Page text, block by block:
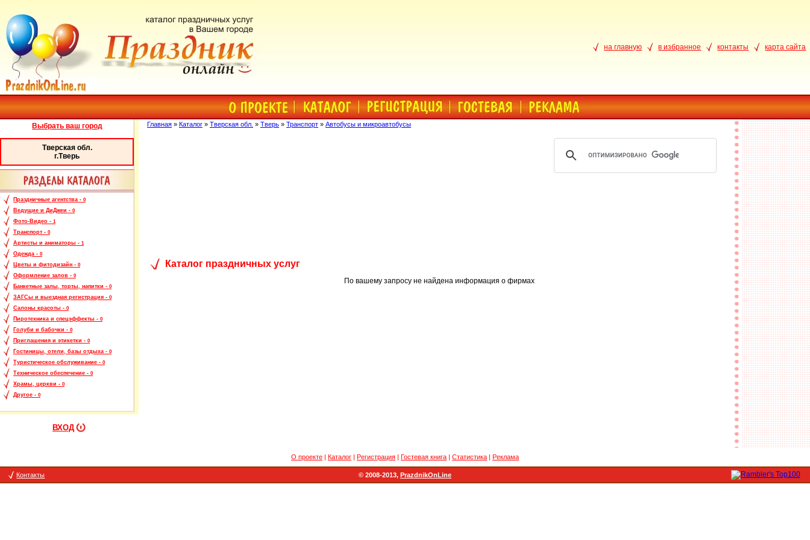
на главную в избранное контакты карта сайта
Выбрать ваш город
Тверская обл.
г.Тверь
Праздничные агентства - 0
Ведущие и ДиДжеи - 0
Фото-Видео - 1
Транспорт - 0
Артисты и аниматоры - 1
Одежда - 0
Цветы и фитодизайн - 0
Оформление залов - 0
Банкетные залы, торты, напитки - 0
ЗАГСы и выездная регистрация - 0
Салоны красоты - 0
Пиротехника и спецэффекты - 0
Голуби и бабочки - 0
Приглашения и этикетки - 0
Гостиницы, отели, базы отдыха - 0
Туристическое обслуживание - 0
Техническое обеспечение - 0
Храмы, церкви - 0
Другое - 0
ВХОД
Главная » Каталог » Тверская обл. » Тверь » Транспорт » Автобусы и микроавтобусы
Каталог праздничных услуг
По вашему запросу не найдена информация о фирмах
О проекте Каталог Регистрация Гостевая книга Статистика Реклама
Контакты © 2008-2013, PrazdnikOnLine